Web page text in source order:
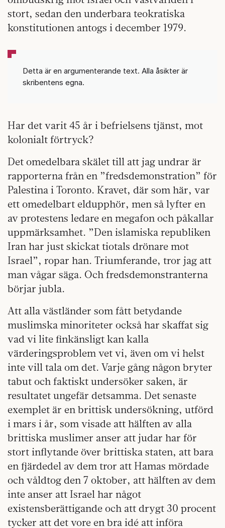
stort, sedan den underbara teokratiska
konstitutionen antogs i december 1979.
Detta är en argumenterande text. Alla åsikter är
skribentens egna.
Har det varit 45 år i befrielsens tjänst, mot
kolonialt förtryck?
Det omedelbara skälet till att jag undrar är
rapporterna från en ”fredsdemonstration” för
Palestina i Toronto. Kravet, där som här, var
ett omedelbart eldupphör, men så lyfter en
av protestens ledare en megafon och påkallar
uppmärksamhet. ”Den islamiska republiken
Iran har just skickat tiotals drönare mot
Israel”, ropar han. Triumferande, tror jag att
man vågar säga. Och fredsdemonstranterna
börjar jubla.
Att alla västländer som fått betydande
muslimska minoriteter också har skaffat sig
vad vi lite finkänsligt kan kalla
värderingsproblem vet vi, även om vi helst
inte vill tala om det. Varje gång någon bryter
tabut och faktiskt undersöker saken, är
resultatet ungefär detsamma. Det senaste
exemplet är en brittisk undersökning, utförd
i mars i år, som visade att hälften av alla
brittiska muslimer anser att judar har för
stort inflytande över brittiska staten, att bara
en fjärdedel av dem tror att Hamas mördade
och våldtog den 7 oktober, att hälften av dem
inte anser att Israel har något
existensberättigande och att drygt 30 procent
tycker att det vore en bra idé att införa